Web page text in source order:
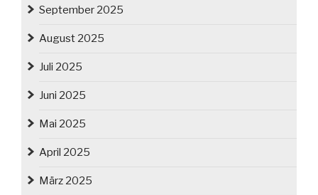
September 2025
August 2025
Juli 2025
Juni 2025
Mai 2025
April 2025
März 2025